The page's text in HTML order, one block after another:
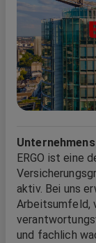
ERGO ist eine
aktiv. Bei uns
Arbeitsumfeld,
und fachlich